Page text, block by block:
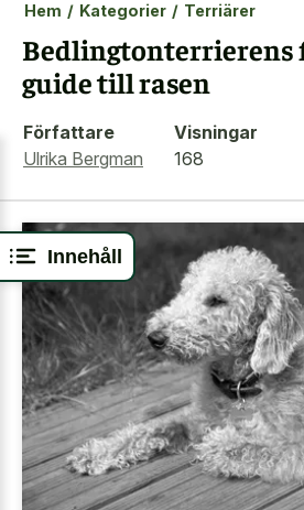
Innehåll
Hem / Kategorier / Terriärer
Bedlingtonterrierens
guide till rasen
Författare
Ulrika Bergman
Visningar
168